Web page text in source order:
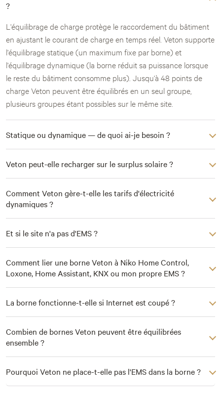
?
L'équilibrage de charge protège le raccordement du bâtiment
en ajustant le courant de charge en temps réel. Veton supporte
l'équilibrage statique (un maximum fixe par borne) et
l'équilibrage dynamique (la borne réduit sa puissance lorsque
le reste du bâtiment consomme plus). Jusqu'à 48 points de
charge Veton peuvent être équilibrés en un seul groupe,
plusieurs groupes étant possibles sur le même site.
Statique ou dynamique — de quoi ai-je besoin ?
Veton peut-elle recharger sur le surplus solaire ?
Comment Veton gère-t-elle les tarifs d'électricité
dynamiques ?
Et si le site n'a pas d'EMS ?
Comment lier une borne Veton à Niko Home Control,
Loxone, Home Assistant, KNX ou mon propre EMS ?
La borne fonctionne-t-elle si Internet est coupé ?
Combien de bornes Veton peuvent être équilibrées
ensemble ?
Pourquoi Veton ne place-t-elle pas l'EMS dans la borne ?